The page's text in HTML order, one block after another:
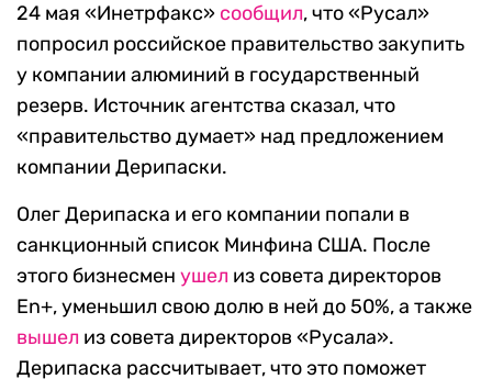
24 мая «Инетрфакс» сообщил, что «Русал»
попросил российское правительство закупить
у компании алюминий в государственный
резерв. Источник агентства сказал, что
«правительство думает» над предложением
компании Дерипаски.
Олег Дерипаска и его компании попали в
санкционный список Минфина США. После
этого бизнесмен ушел из совета директоров
En+, уменьшил свою долю в ней до 50%, а также
вышел из совета директоров «Русала».
Дерипаска рассчитывает, что это поможет